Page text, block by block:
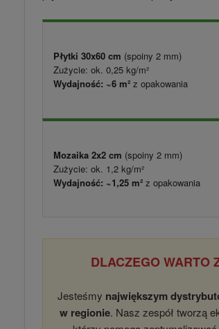
Płytki 30x60 cm (spoiny 2 mm)
Zużycie: ok. 0,25 kg/m²
Wydajność: ~6 m² z opakowania
Mozaika 2x2 cm (spoiny 2 mm)
Zużycie: ok. 1,2 kg/m²
Wydajność: ~1,25 m² z opakowania
DLACZEGO WARTO
Jesteśmy największym
w regionie. Nasz zespół tworzą